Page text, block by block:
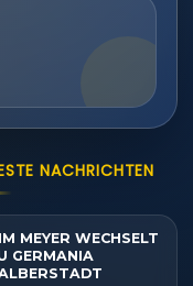
NACHRICHTEN
MEYER WECHSELT
GERMANIA